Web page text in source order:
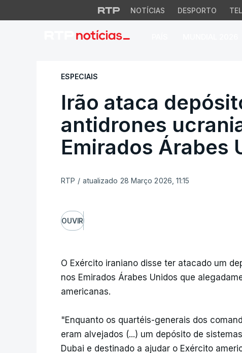
NOTÍCIAS DESPORTO
Irão ataca
ESPECIAIS
Irão ataca
antidrones
Emirados Árabes
RTP / atualizado 28 Março 2026, 11:15
OUVIR
O Exército iraniano disse ter atacado um
nos Emirados Árabes Unidos que
americanas.
"Enquanto os quartéis-generais dos
eram alvejados (...) um depósito de
Dubai e destinado a ajudar o Exército